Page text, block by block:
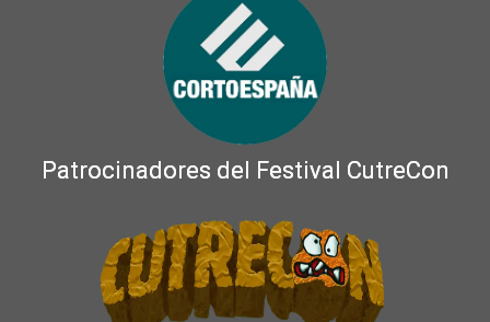
Patrocinadores del Festival CutreCon